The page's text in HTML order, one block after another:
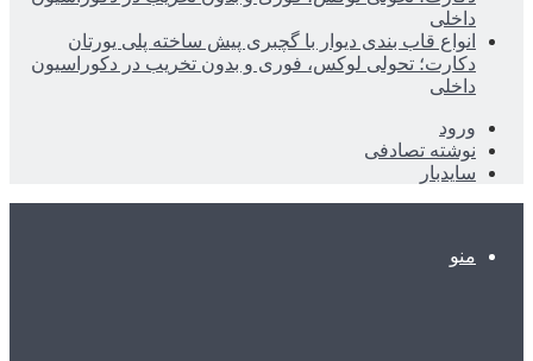
داخلی
انواع قاب بندی دیوار با گچبری پیش ساخته پلی یورتان
دکارت؛ تحولی لوکس، فوری و بدون تخریب در دکوراسیون
داخلی
ورود
نوشته تصادفی
سایدبار
منو